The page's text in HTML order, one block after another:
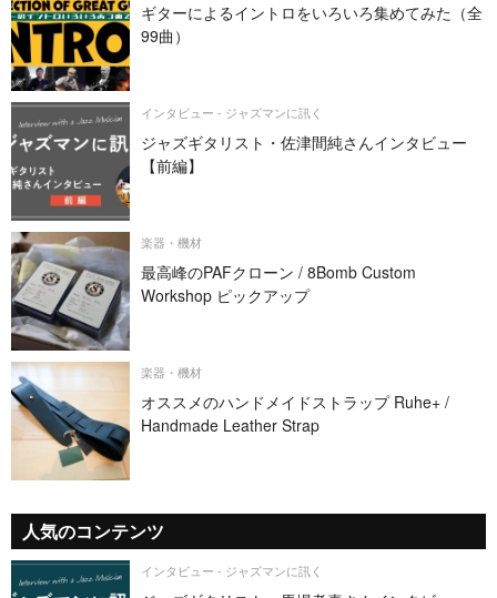
ギターによるイントロをいろいろ集めてみた（全
99曲）
インタビュー - ジャズマンに訊く
ジャズギタリスト・佐津間純さんインタビュー
【前編】
楽器・機材
最高峰のPAFクローン / 8Bomb Custom
Workshop ピックアップ
楽器・機材
オススメのハンドメイドストラップ Ruhe+ /
Handmade Leather Strap
人気のコンテンツ
インタビュー - ジャズマンに訊く